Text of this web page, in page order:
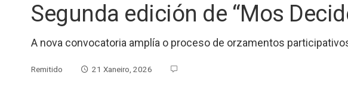
Segunda edición de “Mos
A nova convocatoria amplía o proceso de orzamentos
Remitido 21 Xaneiro, 2026